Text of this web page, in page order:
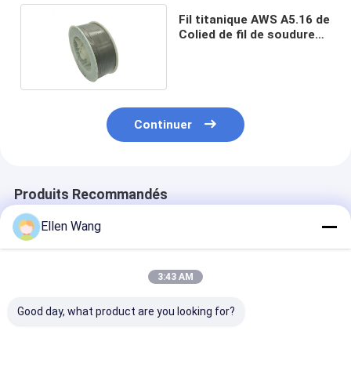
Fil titanique AWS A5.16 de
Colied de fil de soudure
Continuer
Produits Recommandés
Ellen Wang
3:43 AM
Good day, what product are you looking for?